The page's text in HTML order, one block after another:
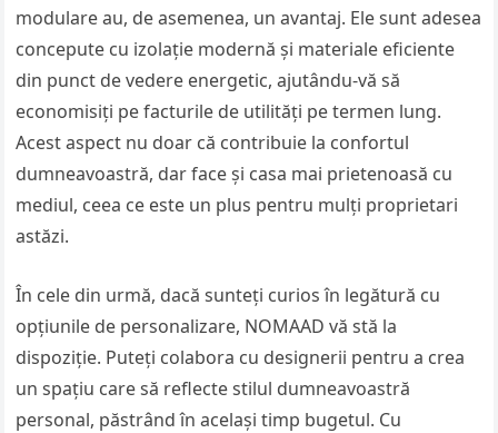
modulare au, de asemenea, un avantaj. Ele sunt adesea
concepute cu izolație modernă și materiale eficiente
din punct de vedere energetic, ajutându-vă să
economisiți pe facturile de utilități pe termen lung.
Acest aspect nu doar că contribuie la confortul
dumneavoastră, dar face și casa mai prietenoasă cu
mediul, ceea ce este un plus pentru mulți proprietari
astăzi.
În cele din urmă, dacă sunteți curios în legătură cu
opțiunile de personalizare, NOMAAD vă stă la
dispoziție. Puteți colabora cu designerii pentru a crea
un spațiu care să reflecte stilul dumneavoastră
personal, păstrând în același timp bugetul. Cu